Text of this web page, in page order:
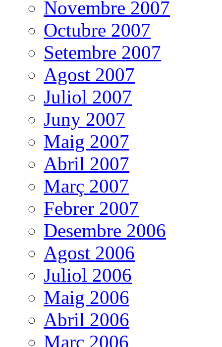
Novembre 2007
Octubre 2007
Setembre 2007
Agost 2007
Juliol 2007
Juny 2007
Maig 2007
Abril 2007
Març 2007
Febrer 2007
Desembre 2006
Agost 2006
Juliol 2006
Maig 2006
Abril 2006
Març 2006